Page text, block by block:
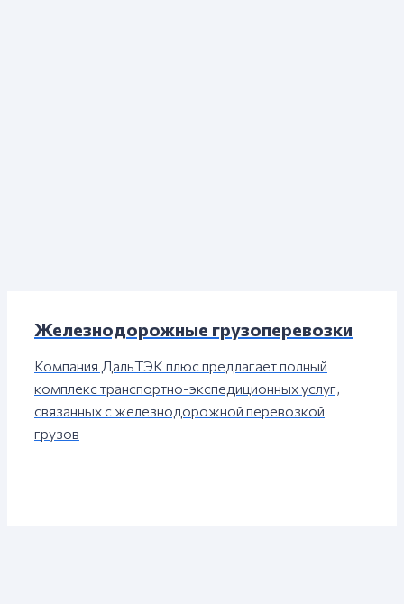
Железнодорожные грузоперевозки
Компания ДальТЭК плюс предлагает полный
комплекс транспортно-экспедиционных услуг,
связанных с железнодорожной перевозкой
грузов